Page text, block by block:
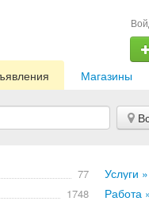
Магазины
77 Услуги »
1748 Работа